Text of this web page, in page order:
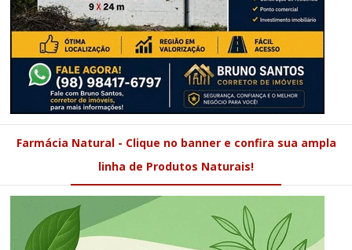
Farmácia Natural - Clique no banner e confira sua ampla
linha de Produtos Naturais!